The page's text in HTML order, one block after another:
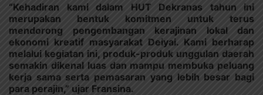
“Kehadiran kami dalam HUT Dekranas tahun ini
merupakan bentuk komitmen untuk terus
mendorong pengembangan kerajinan lokal dan
ekonomi kreatif masyarakat Deiyai. Kami berharap
melalui kegiatan ini, produk-produk unggulan daerah
semakin dikenal luas dan mampu membuka peluang
kerja sama serta pemasaran yang lebih besar bagi
para perajin,” ujar Fransina.